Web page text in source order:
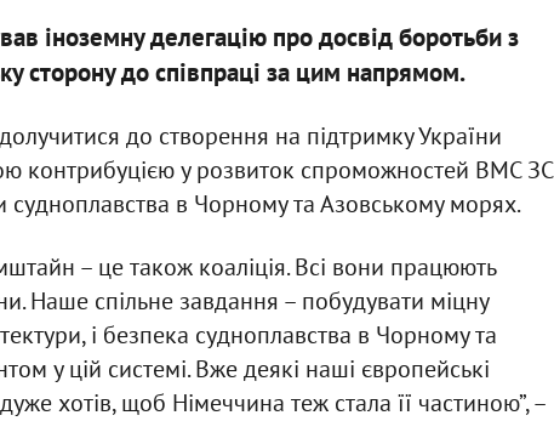
іноземну делегацію про досвід боротьби з
сторону до співпраці за цим напрямом.
до створення на підтримку України
контрибуцією у розвиток спроможностей ВМС ЗС
в Чорному та Азовському морях.
– це також коаліція. Всі вони працюють
Наше спільне завдання – побудувати міцну
і безпека судноплавства в Чорному та
у цій системі. Вже деякі наші європейські
хотів, щоб Німеччина теж стала її частиною”, –